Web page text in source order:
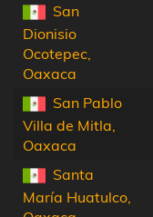
San
Dionisio
Ocotepec,
Oaxaca
San Pablo
Villa de Mitla,
Oaxaca
Santa
María Huatulco,